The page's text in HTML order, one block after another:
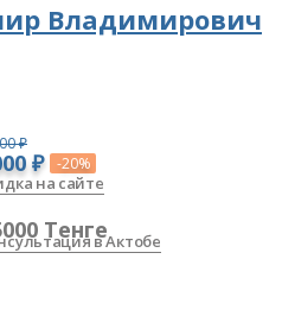
Владимирович
₽
₽ -20%
на сайте
Тенгев Актобе